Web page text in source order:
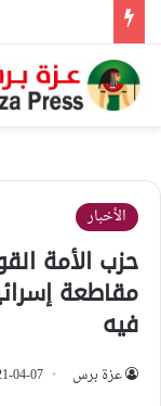
الأخبار
حزب الأمة
مقاطعة
فيه
عزة برس 04-07